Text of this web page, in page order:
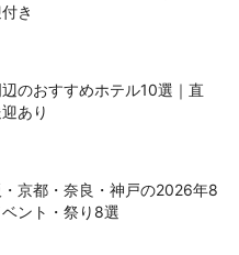
き
のおすすめホテル10選｜直
あり
・京都・奈良・神戸の2026年8
ント・祭り8選